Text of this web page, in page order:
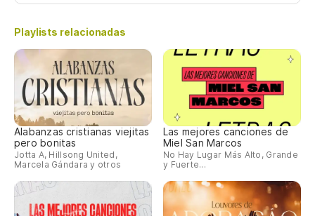
Playlists relacionadas
Alabanzas cristianas viejitas
pero bonitas
Jotta A, Hillsong United,
Marcela Gándara y otros
Las mejores canciones de
Miel San Marcos
No Hay Lugar Más Alto, Grande
y Fuerte...